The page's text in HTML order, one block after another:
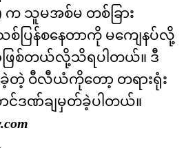
က သူမအစ်မ တစ်ခြား
စ်ပြန်စနေတာကို မကျေနပ်လို့
ြစ်တယ်လို့သိရပါတယ်။ ဒီ
ခဲ့တဲ့ ဝီလီယံကိုတော့ တရားရုံး
င်ဒဏ်ချမှတ်ခဲ့ပါတယ်။